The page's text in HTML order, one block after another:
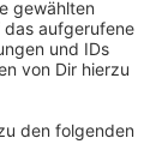
eines